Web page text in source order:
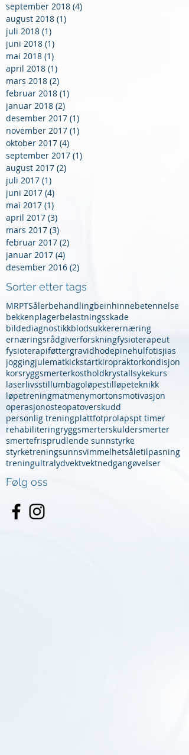
september 2018 (4)
august 2018 (1)
juli 2018 (1)
juni 2018 (1)
mai 2018 (1)
april 2018 (1)
mars 2018 (2)
februar 2018 (1)
januar 2018 (2)
desember 2017 (1)
november 2017 (1)
oktober 2017 (4)
september 2017 (1)
august 2017 (2)
juli 2017 (1)
juni 2017 (4)
mai 2017 (1)
april 2017 (3)
mars 2017 (3)
februar 2017 (2)
januar 2017 (4)
desember 2016 (2)
Sorter etter tags
MRPTSålerbehandlingbeinhinnebetennelse
bekkenplagerbelastningsskade
bildediagnostikkblodsukkerernæring
ernæringsrådgiverforskningfysioterapeut
fysioterapiføttergravidhodepinehulfotisjias
joggingjulematkickstartkiropraktorkondisjon
korsryggsmerterkostholdkrystallsykekurs
laserlivsstillumbagoløpestilløpeteknikk
løpetreningmatmenymortonsmotivasjon
operasjonosteopatoverskudd
personlig treningplattfotprolapspt timer
rehabiliteringryggsmerterskuldersmerter
smertefrisprudlende sunnstyrke
styrketreningsunnsvimmelhetsåletilpasning
treningultralydvektvektnedgangøvelser
Følg oss